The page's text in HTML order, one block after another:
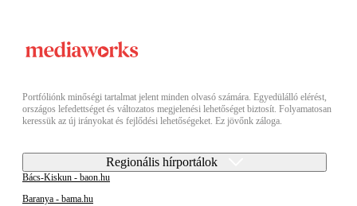
Portfóliónk minőségi tartalmat jelent minden olvasó számára. Egyedülálló elérést,
országos lefedettséget és változatos megjelenési lehetőséget biztosít. Folyamatosan
keressük az új irányokat és fejlődési lehetőségeket. Ez jövőnk záloga.
Regionális hírportálok
Bács-Kiskun - baon.hu
Baranya - bama.hu